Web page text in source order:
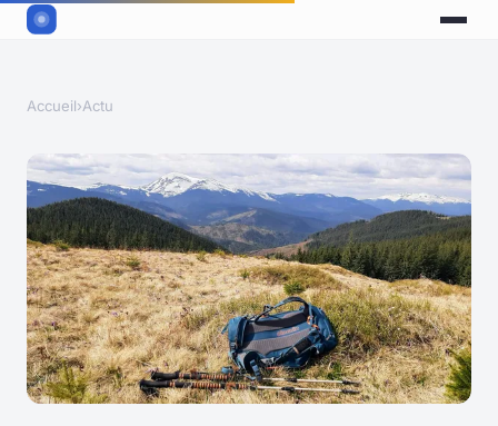
Accueil›Actu